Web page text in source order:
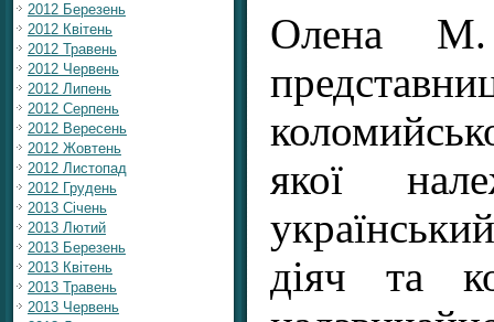
2012 Березень
2012 Квітень
2012 Травень
2012 Червень
2012 Липень
2012 Серпень
2012 Вересень
2012 Жовтень
2012 Листопад
2012 Грудень
2013 Січень
2013 Лютий
2013 Березень
2013 Квітень
2013 Травень
2013 Червень
Олена М.
якої
діяч та